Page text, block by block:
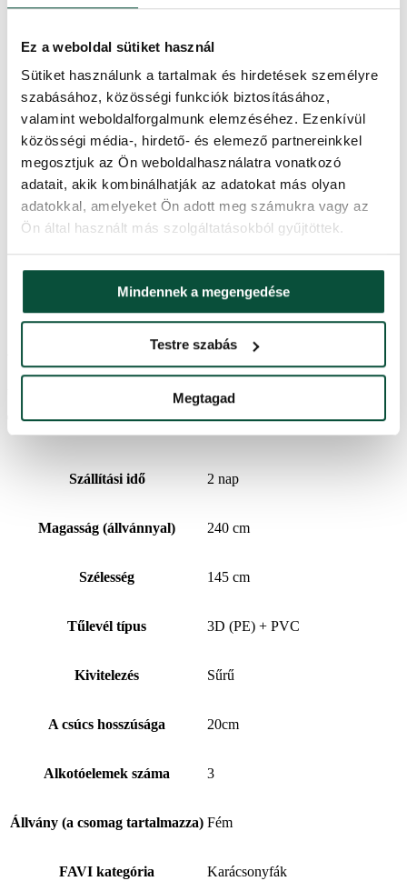
Ez a weboldal sütiket használ
Sütiket használunk a tartalmak és hirdetések személyre
szabásához, közösségi funkciók biztosításához,
valamint weboldalforgalmunk elemzéséhez. Ezenkívül
közösségi média-, hirdető- és elemező partnereinkkel
megosztjuk az Ön weboldalhasználatra vonatkozó
adatait, akik kombinálhatják az adatokat más olyan
adatokkal, amelyeket Ön adott meg számukra vagy az
Ön által használt más szolgáltatásokból gyűjtöttek.
Mindennek a megengedése
Testre szabás
Megtagad
Tűlevél típus 3D (PE) + PVC
Kivitelezés Sűrű
A csúcs hosszúsága 20cm
Alkotóelemek száma 3
FAVI kategória Karácsonyfák
További információk
Szállítási idő 2 nap
Magasság (állvánnyal) 240 cm
Szélesség 145 cm
Tűlevél típus 3D (PE) + PVC
Kivitelezés Sűrű
A csúcs hosszúsága 20cm
Alkotóelemek száma 3
Állvány (a csomag tartalmazza) Fém
FAVI kategória Karácsonyfák